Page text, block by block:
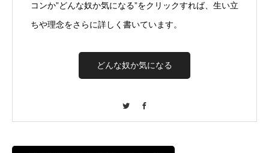
コンか”どんな奴か気になる”をクリックすれば、生い立
ちや理念をさらに詳しく書いています。
どんな奴か気になる